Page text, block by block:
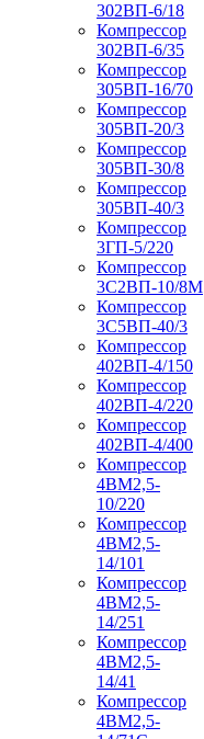
302ВП-6/18
Компрессор
302ВП-6/35
Компрессор
305ВП-16/70
Компрессор
305ВП-20/3
Компрессор
305ВП-30/8
Компрессор
305ВП-40/3
Компрессор
3ГП-5/220
Компрессор
3С2ВП-10/8М
Компрессор
3С5ВП-40/3
Компрессор
402ВП-4/150
Компрессор
402ВП-4/220
Компрессор
402ВП-4/400
Компрессор
4ВМ2,5-
10/220
Компрессор
4ВМ2,5-
14/101
Компрессор
4ВМ2,5-
14/251
Компрессор
4ВМ2,5-
14/41
Компрессор
4ВМ2,5-